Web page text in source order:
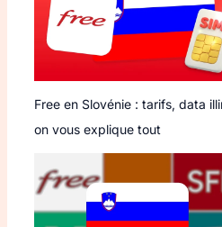
Free en Slovénie : tarifs, data
on vous explique tout